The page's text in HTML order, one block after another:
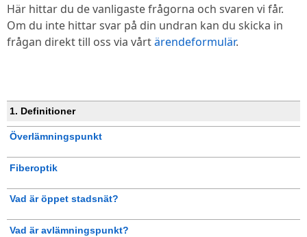
Här hittar du de vanligaste frågorna och svaren vi får.
Om du inte hittar svar på din undran kan du skicka in
frågan direkt till oss via vårtärendeformulär.
1. Definitioner
Överlämningspunkt
Fiberoptik
Vad är öppet stadsnät?
Vad är avlämningspunkt?